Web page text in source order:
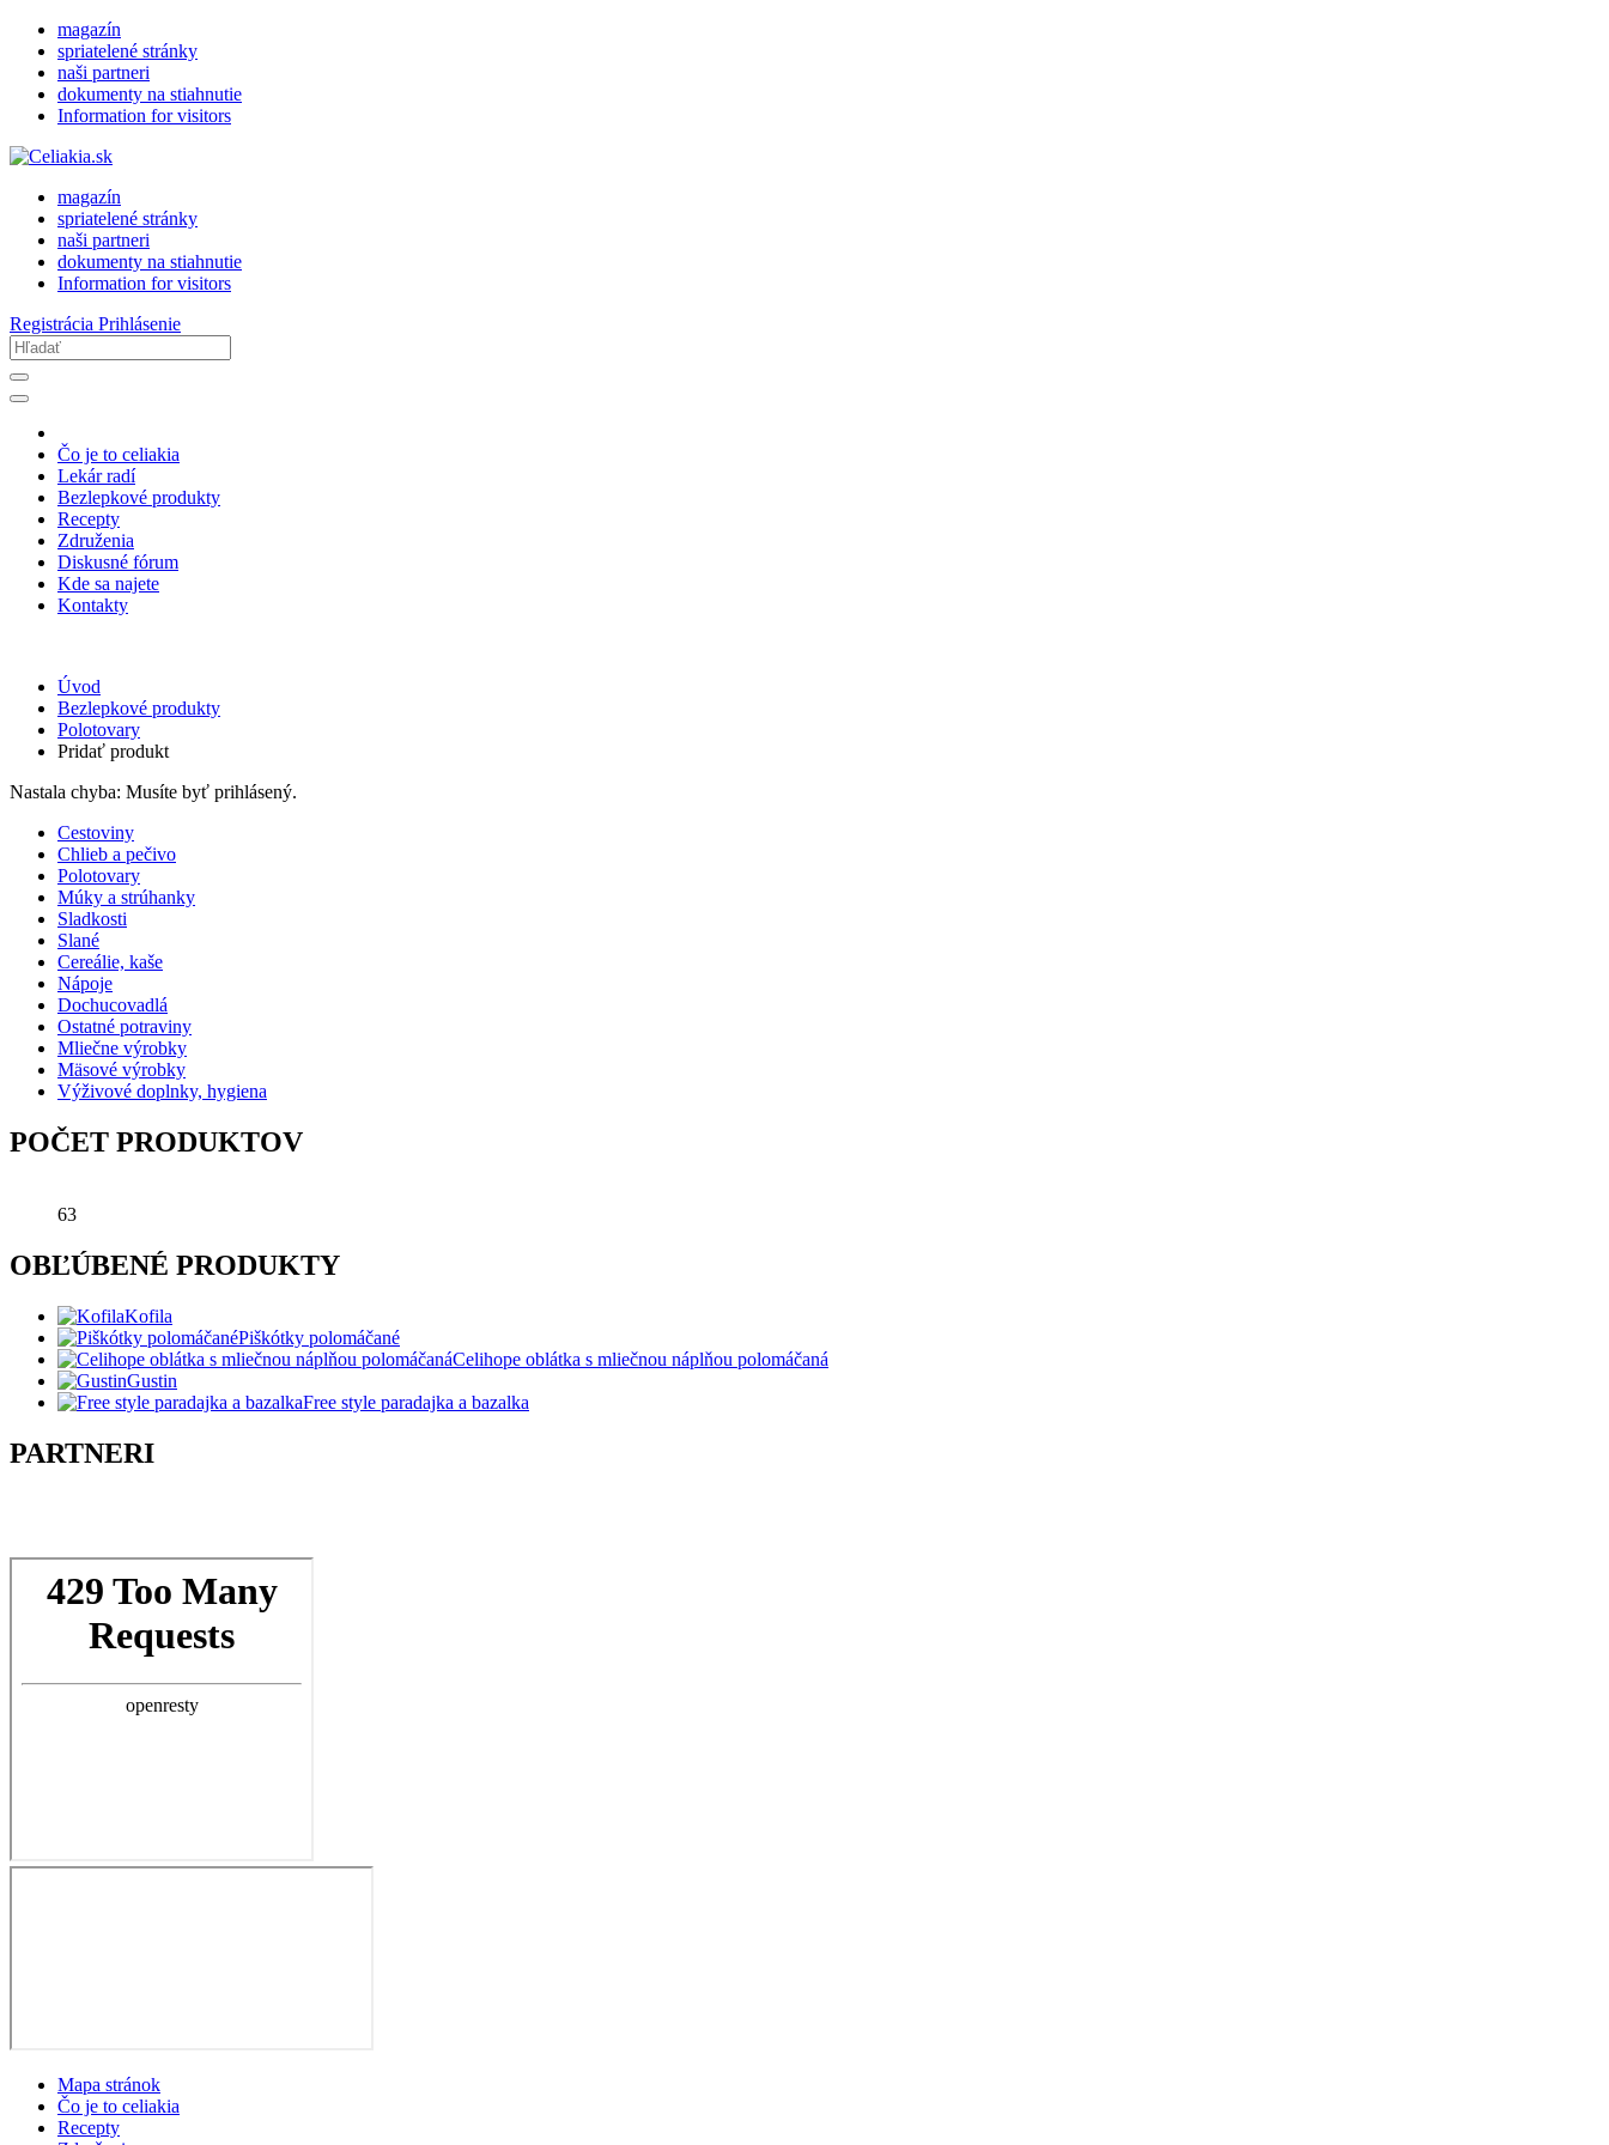
magazín
spriatelené stránky
naši partneri
dokumenty na stiahnutie
Information for visitors
magazín
spriatelené stránky
naši partneri
dokumenty na stiahnutie
Information for visitors
Registrácia Prihlásenie
Čo je to celiakia
Lekár radí
Bezlepkové produkty
Recepty
Združenia
Diskusné fórum
Kde sa najete
Kontakty
Úvod
Bezlepkové produkty
Polotovary
Pridať produkt
Nastala chyba: Musíte byť prihlásený.
Cestoviny
Chlieb a pečivo
Polotovary
Múky a strúhanky
Sladkosti
Slané
Cereálie, kaše
Nápoje
Dochucovadlá
Ostatné potraviny
Mliečne výrobky
Mäsové výrobky
Výživové doplnky, hygiena
POČET PRODUKTOV
63
OBĽÚBENÉ PRODUKTY
Kofila
Piškótky polomáčané
Celihope oblátka s mliečnou náplňou polomáčaná
Gustin
Free style paradajka a bazalka
PARTNERI
Mapa stránok
Čo je to celiakia
Recepty